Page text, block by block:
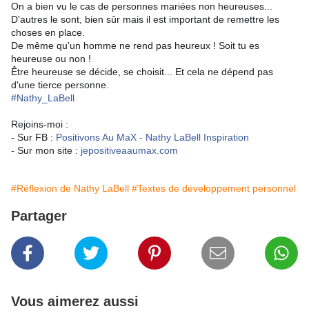
On a bien vu le cas de personnes mariées non heureuses...
D'autres le sont, bien sûr mais il est important de remettre les
choses en place.
De même qu'un homme ne rend pas heureux ! Soit tu es
heureuse ou non !
Être heureuse se décide, se choisit... Et cela ne dépend pas
d'une tierce personne.
#Nathy_LaBell
Rejoins-moi :
- Sur FB : Positivons Au MaX - Nathy LaBell Inspiration
- Sur mon site : jepositiveaaumax.com
#Réflexion de Nathy LaBell #Textes de développement personnel
Partager
Vous aimerez aussi